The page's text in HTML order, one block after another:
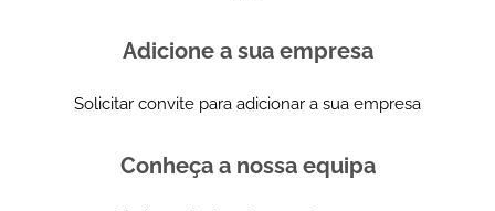
Adicione a sua empresa
Solicitar convite para adicionar a sua empresa
Conheça a nossa equipa